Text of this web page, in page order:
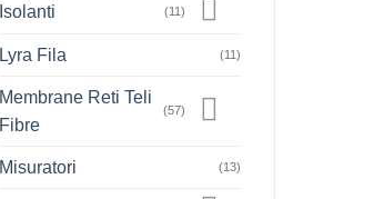
Isolanti (11)
Lyra Fila (11)
Membrane Reti Teli
Fibre
(57)
Misuratori (13)